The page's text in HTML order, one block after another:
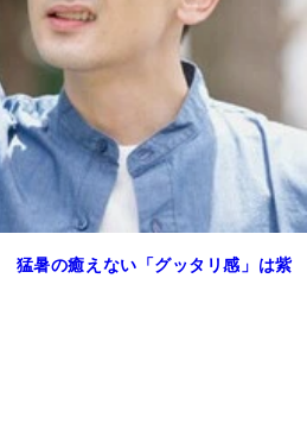
暑の癒えない「グッタリ感」は紫